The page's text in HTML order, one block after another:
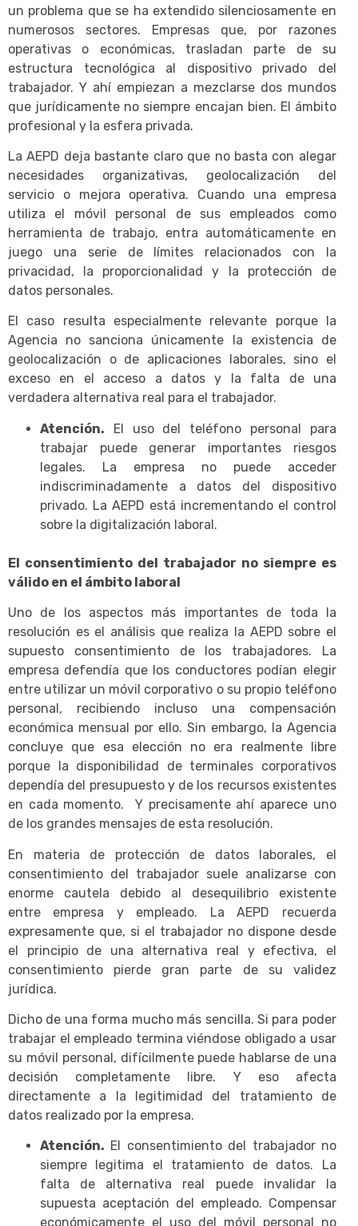
un problema que se ha extendido silenciosamente en
numerosos sectores. Empresas que, por razones
operativas o económicas, trasladan parte de su
estructura tecnológica al dispositivo privado del
trabajador. Y ahí empiezan a mezclarse dos mundos
que jurídicamente no siempre encajan bien. El ámbito
profesional y la esfera privada.
La AEPD deja bastante claro que no basta con alegar
necesidades organizativas, geolocalización del
servicio o mejora operativa. Cuando una empresa
utiliza el móvil personal de sus empleados como
herramienta de trabajo, entra automáticamente en
juego una serie de límites relacionados con la
privacidad, la proporcionalidad y la protección de
datos personales.
El caso resulta especialmente relevante porque la
Agencia no sanciona únicamente la existencia de
geolocalización o de aplicaciones laborales, sino el
exceso en el acceso a datos y la falta de una
verdadera alternativa real para el trabajador.
Atención. El uso del teléfono personal para
trabajar puede generar importantes riesgos
legales. La empresa no puede acceder
indiscriminadamente a datos del dispositivo
privado. La AEPD está incrementando el control
sobre la digitalización laboral.
El consentimiento del trabajador no siempre es
válido en el ámbito laboral
Uno de los aspectos más importantes de toda la
resolución es el análisis que realiza la AEPD sobre el
supuesto consentimiento de los trabajadores. La
empresa defendía que los conductores podían elegir
entre utilizar un móvil corporativo o su propio teléfono
personal, recibiendo incluso una compensación
económica mensual por ello. Sin embargo, la Agencia
concluye que esa elección no era realmente libre
porque la disponibilidad de terminales corporativos
dependía del presupuesto y de los recursos existentes
en cada momento. Y precisamente ahí aparece uno
de los grandes mensajes de esta resolución.
En materia de protección de datos laborales, el
consentimiento del trabajador suele analizarse con
enorme cautela debido al desequilibrio existente
entre empresa y empleado. La AEPD recuerda
expresamente que, si el trabajador no dispone desde
el principio de una alternativa real y efectiva, el
consentimiento pierde gran parte de su validez
jurídica.
Dicho de una forma mucho más sencilla. Si para poder
trabajar el empleado termina viéndose obligado a usar
su móvil personal, difícilmente puede hablarse de una
decisión completamente libre. Y eso afecta
directamente a la legitimidad del tratamiento de
datos realizado por la empresa.
Atención. El consentimiento del trabajador no
siempre legitima el tratamiento de datos. La
falta de alternativa real puede invalidar la
supuesta aceptación del empleado. Compensar
económicamente el uso del móvil personal no